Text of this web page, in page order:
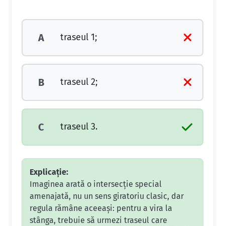
A traseul 1;
B traseul 2;
C traseul 3.
Explicație:
Imaginea arată o intersecție special
amenajată, nu un sens giratoriu clasic, dar
regula rămâne aceeași: pentru a vira la
stânga, trebuie să urmezi traseul care